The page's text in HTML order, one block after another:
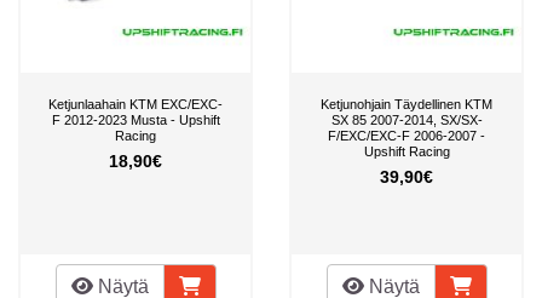
Ketjunlaahain KTM EXC/EXC-
F 2012-2023 Musta - Upshift
Racing
18,90€
Näytä
Ketjunohjain Täydellinen KTM
SX 85 2007-2014, SX/SX-
F/EXC/EXC-F 2006-2007 -
Upshift Racing
39,90€
Näytä